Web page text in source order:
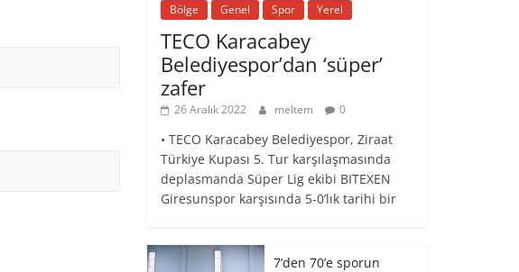
Bölge Genel Spor Yerel
TECO Karacabey
Belediyespor’dan ‘süper’
zafer
26 Aralık 2022 meltem 0
• TECO Karacabey Belediyespor, Ziraat
Türkiye Kupası 5. Tur karşılaşmasında
deplasmanda Süper Lig ekibi BITEXEN
Giresunspor karşısında 5-0’lık tarihi bir
7’den 70’e sporun